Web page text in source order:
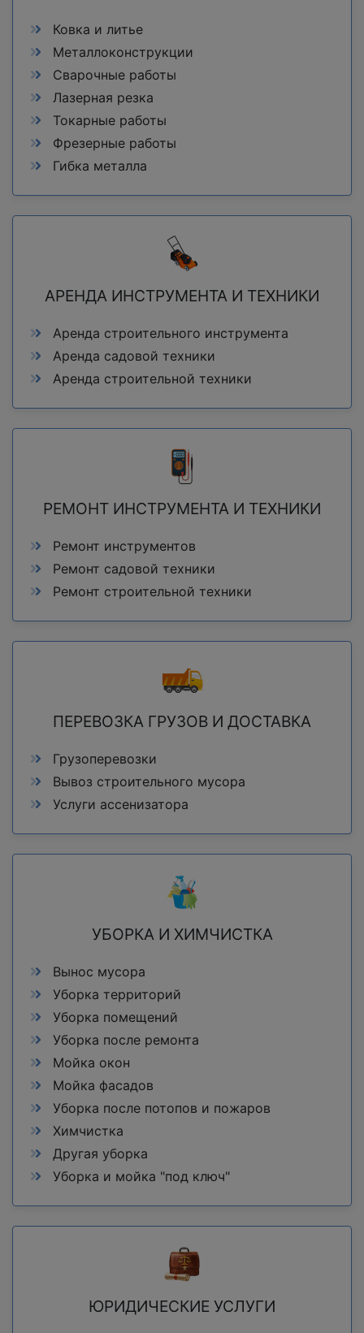
Ковка и литье
Металлоконструкции
Сварочные работы
Лазерная резка
Токарные работы
Фрезерные работы
Гибка металла
АРЕНДА ИНСТРУМЕНТА И ТЕХНИКИ
Аренда строительного инструмента
Аренда садовой техники
Аренда строительной техники
РЕМОНТ ИНСТРУМЕНТА И ТЕХНИКИ
Ремонт инструментов
Ремонт садовой техники
Ремонт строительной техники
ПЕРЕВОЗКА ГРУЗОВ И ДОСТАВКА
Грузоперевозки
Вывоз строительного мусора
Услуги ассенизатора
УБОРКА И ХИМЧИСТКА
Вынос мусора
Уборка территорий
Уборка помещений
Уборка после ремонта
Мойка окон
Мойка фасадов
Уборка после потопов и пожаров
Химчистка
Другая уборка
Уборка и мойка "под ключ"
ЮРИДИЧЕСКИЕ УСЛУГИ